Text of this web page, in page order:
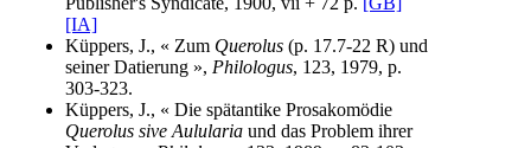
[IA]
Küppers, J., « Zum Querolus (p. 17.7-22 R) und
seiner Datierung », Philologus, 123, 1979, p.
303-323.
Küppers, J., « Die spätantike Prosakomödie
Querolus sive Aulularia und das Problem ihrer